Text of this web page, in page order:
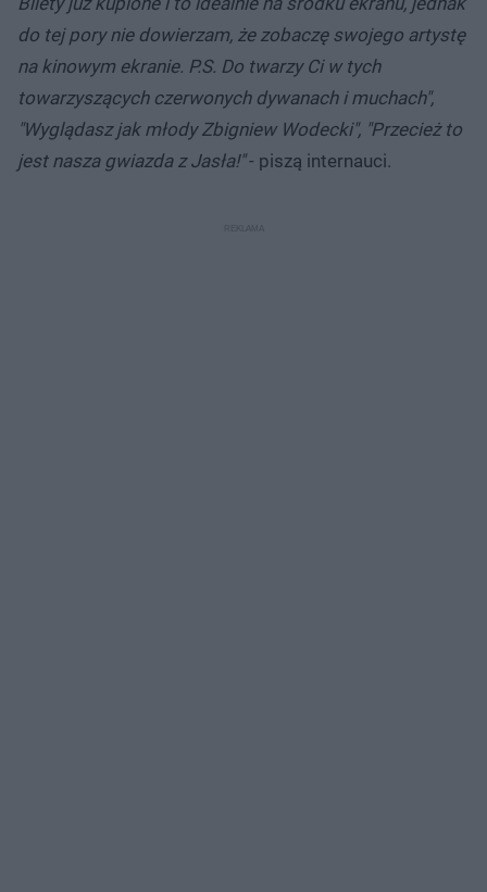
do tej pory nie dowierzam, że zobaczę swojego artystę
na kinowym ekranie. P.S. Do twarzy Ci w tych
towarzyszących czerwonych dywanach i muchach",
"Wyglądasz jak młody Zbigniew Wodecki", "Przecież to
jest nasza gwiazda z Jasła!"- piszą internauci.